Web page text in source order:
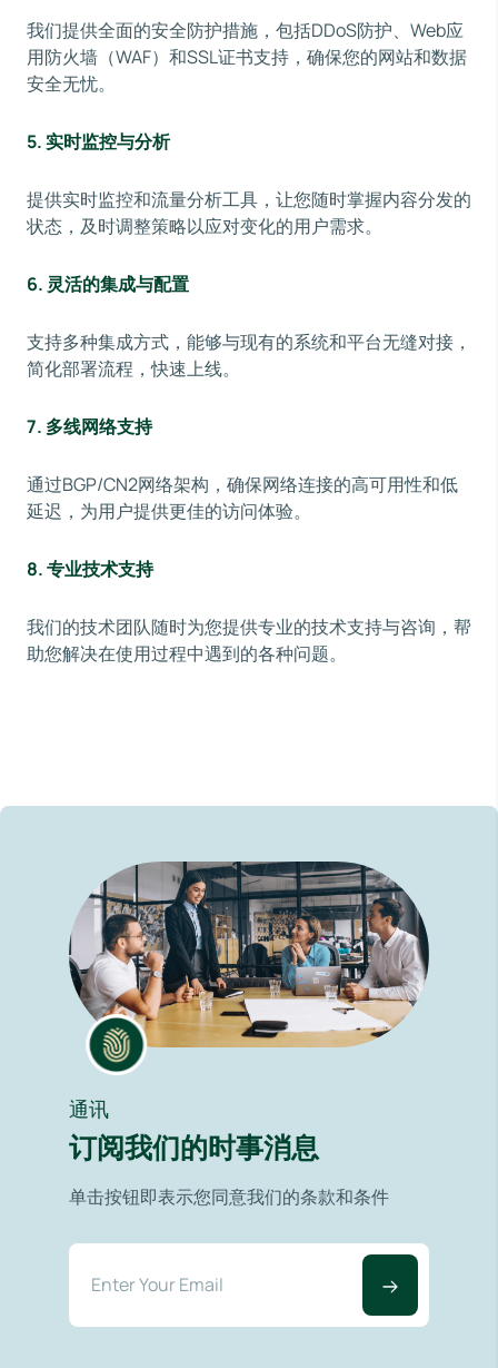
我们提供全面的安全防护措施，包括DDoS防护、Web应
用防火墙（WAF）和SSL证书支持，确保您的网站和数据
安全无忧。
5.实时监控与分析
提供实时监控和流量分析工具，让您随时掌握内容分发的
状态，及时调整策略以应对变化的用户需求。
6. 灵活的集成与配置
支持多种集成方式，能够与现有的系统和平台无缝对接，
简化部署流程，快速上线。
7. 多线网络支持
通过BGP/CN2网络架构，确保网络连接的高可用性和低
延迟，为用户提供更佳的访问体验。
8.专业技术支持
我们的技术团队随时为您提供专业的技术支持与咨询，帮
助您解决在使用过程中遇到的各种问题。
通讯
订阅我们的时事消息
单击按钮即表示您同意我们的条款和条件